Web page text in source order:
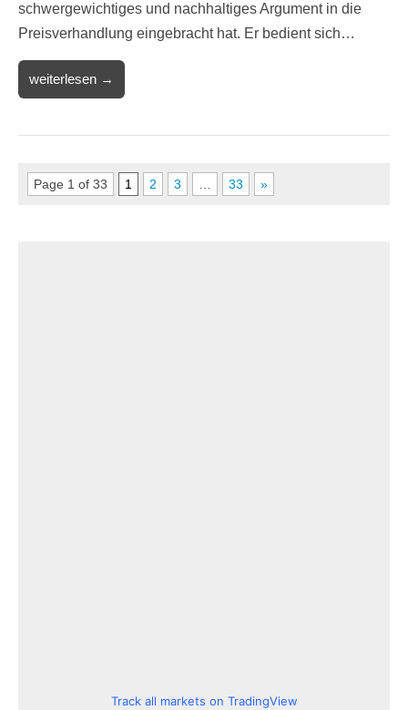
schwergewichtiges und nachhaltiges Argument in die
Preisverhandlung eingebracht hat. Er bedient sich…
weiterlesen →
Page 1 of 33 1 2 3 … 33 »
Track all markets on TradingView